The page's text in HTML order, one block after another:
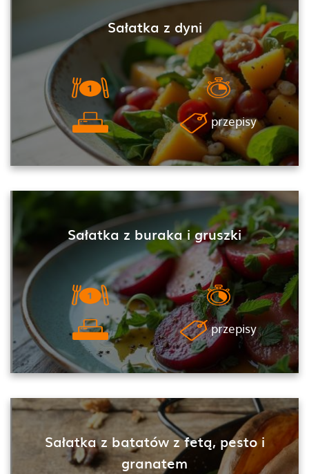
Sałatka z dyni
przepisy
Sałatka z buraka i gruszki
przepisy
Sałatka z batatów z fetą, pesto i
granatem